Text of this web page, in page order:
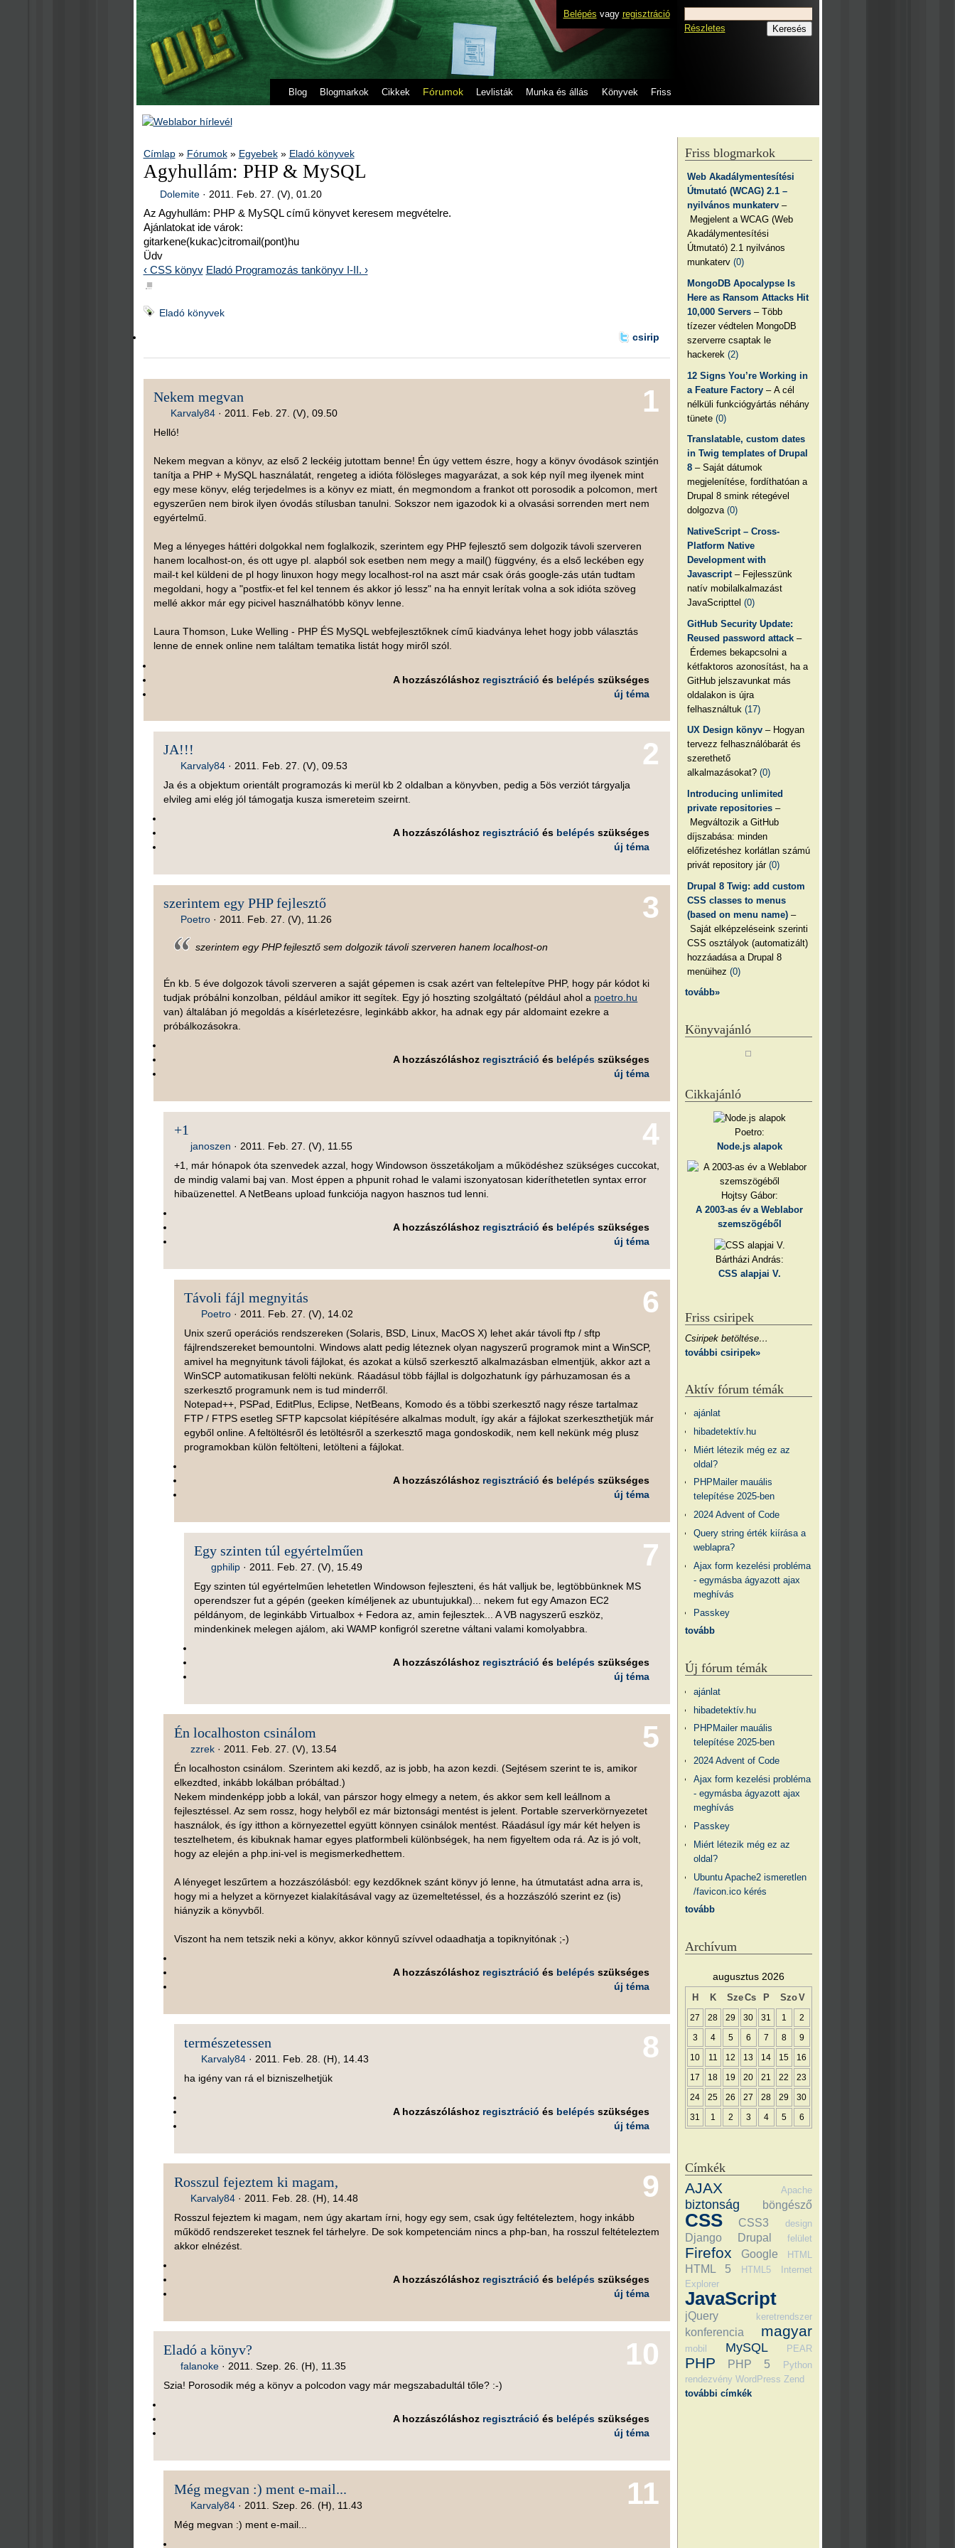
Belépés vagy regisztráció
Blog Blogmarkok Cikkek Fórumok Levlisták Munka és állás Könyvek Friss
Részletes
Címlap» Fórumok» Egyebek» Eladó könyvek
Agyhullám: PHP & MySQL
Dolemite · 2011. Feb. 27. (V), 01.20
Az Agyhullám: PHP & MySQL című könyvet keresem megvételre.
Ajánlatokat ide várok:
gitarkene(kukac)citromail(pont)hu
Üdv
‹ CSS könyv Eladó Programozás tankönyv I-II. ›
■
Eladó könyvek
csirip
1
Nekem megvan
Karvaly84· 2011. Feb. 27. (V), 09.50
Helló!
Nekem megvan a könyv, az első 2 leckéig jutottam benne! Én úgy vettem észre, hogy a könyv óvodások szintjén
tanítja a PHP + MySQL használatát, rengeteg a idióta fölösleges magyarázat, a sok kép nyíl meg ilyenek mint
egy mese könyv, elég terjedelmes is a könyv ez miatt, én megmondom a frankot ott porosodik a polcomon, mert
egyszerűen nem birok ilyen óvodás stílusban tanulni. Sokszor nem igazodok ki a olvasási sorrenden mert nem
egyértelmű.
Meg a lényeges háttéri dolgokkal nem foglalkozik, szerintem egy PHP fejlesztő sem dolgozik távoli szerveren
hanem localhost-on, és ott ugye pl. alapból sok esetben nem megy a mail() függvény, és a első leckében egy
mail-t kel küldeni de pl hogy linuxon hogy megy localhost-rol na aszt már csak órás google-zás után tudtam
megoldani, hogy a "postfix-et fel kel tennem és akkor jó lessz" na ha ennyit lerítak volna a sok idióta szöveg
mellé akkor már egy picivel használhatóbb könyv lenne.
Laura Thomson, Luke Welling - PHP ÉS MySQL webfejlesztőknek című kiadványa lehet hogy jobb választás
lenne de ennek online nem találtam tematika listát hogy miről szól.
A hozzászóláshoz regisztráció és belépésszükséges
új téma
2
JA!!!
Karvaly84 · 2011. Feb. 27. (V), 09.53
Ja és a objektum orientált programozás ki merül kb 2 oldalban a könyvben, pedig a 5ös verziót tárgyalja
elvileg ami elég jól támogatja kusza ismereteim szeirnt.
A hozzászóláshoz regisztráció és belépésszükséges
új téma
3
szerintem egy PHP fejlesztő
Poetro · 2011. Feb. 27. (V), 11.26
szerintem egy PHP fejlesztő sem dolgozik távoli szerveren hanem localhost-on
Én kb. 5 éve dolgozok távoli szerveren a saját gépemen is csak azért van feltelepítve PHP, hogy pár kódot ki
tudjak próbálni konzolban, például amikor itt segítek. Egy jó hoszting szolgáltató (például ahol a poetro.hu
van) általában jó megoldás a kísérletezésre, leginkább akkor, ha adnak egy pár aldomaint ezekre a
próbálkozásokra.
A hozzászóláshoz regisztráció és belépésszükséges
új téma
4
+1
janoszen · 2011. Feb. 27. (V), 11.55
+1, már hónapok óta szenvedek azzal, hogy Windowson összetákoljam a működéshez szükséges cuccokat,
de mindig valami baj van. Most éppen a phpunit rohad le valami iszonyatosan kideríthetetlen syntax error
hibaüzenettel. A NetBeans upload funkciója nagyon hasznos tud lenni.
A hozzászóláshoz regisztráció és belépésszükséges
új téma
6
Távoli fájl megnyitás
Poetro· 2011. Feb. 27. (V), 14.02
Unix szerű operációs rendszereken (Solaris, BSD, Linux, MacOS X) lehet akár távoli ftp / sftp
fájlrendszereket bemountolni. Windows alatt pedig léteznek olyan nagyszerű programok mint a WinSCP,
amivel ha megnyitunk távoli fájlokat, és azokat a külső szerkesztő alkalmazásban elmentjük, akkor azt a
WinSCP automatikusan felölti nekünk. Ráadásul több fájllal is dolgozhatunk így párhuzamosan és a
szerkesztő programunk nem is tud minderről.
Notepad++, PSPad, EditPlus, Eclipse, NetBeans, Komodo és a többi szerkesztő nagy része tartalmaz
FTP / FTPS esetleg SFTP kapcsolat kiépítésére alkalmas modult, így akár a fájlokat szerkeszthetjük már
egyből online. A feltöltésről és letöltésről a szerkesztő maga gondoskodik, nem kell nekünk még plusz
programokban külön feltölteni, letölteni a fájlokat.
A hozzászóláshoz regisztráció és belépésszükséges
új téma
7
Egy szinten túl egyértelműen
gphilip · 2011. Feb. 27. (V), 15.49
Egy szinten túl egyértelműen lehetetlen Windowson fejleszteni, és hát valljuk be, legtöbbünknek MS
operendszer fut a gépén (geeken kíméljenek az ubuntujukkal)... nekem fut egy Amazon EC2
példányom, de leginkább Virtualbox + Fedora az, amin fejlesztek... A VB nagyszerű eszköz,
mindenkinek melegen ajálom, aki WAMP konfigról szeretne váltani valami komolyabbra.
A hozzászóláshoz regisztráció és belépésszükséges
új téma
5
Én localhoston csinálom
zzrek · 2011. Feb. 27. (V), 13.54
Én localhoston csinálom. Szerintem aki kezdő, az is jobb, ha azon kezdi. (Sejtésem szerint te is, amikor
elkezdted, inkább lokálban próbáltad.)
Nekem mindenképp jobb a lokál, van párszor hogy elmegy a netem, és akkor sem kell leállnom a
fejlesztéssel. Az sem rossz, hogy helyből ez már biztonsági mentést is jelent. Portable szerverkörnyezetet
használok, és így itthon a környezettel együtt könnyen csinálok mentést. Ráadásul így már két helyen is
tesztelhetem, és kibuknak hamar egyes platformbeli különbségek, ha nem figyeltem oda rá. Az is jó volt,
hogy az elején a php.ini-vel is megismerkedhettem.
A lényeget leszűrtem a hozzászólásból: egy kezdőknek szánt könyv jó lenne, ha útmutatást adna arra is,
hogy mi a helyzet a környezet kialakításával vagy az üzemeltetéssel, és a hozzászóló szerint ez (is)
hiányzik a könyvből.
Viszont ha nem tetszik neki a könyv, akkor könnyű szívvel odaadhatja a topiknyitónak ;-)
A hozzászóláshoz regisztráció és belépésszükséges
új téma
8
természetessen
Karvaly84· 2011. Feb. 28. (H), 14.43
ha igény van rá el bizniszelhetjük
A hozzászóláshoz regisztráció és belépésszükséges
új téma
9
Rosszul fejeztem ki magam,
Karvaly84 · 2011. Feb. 28. (H), 14.48
Rosszul fejeztem ki magam, nem úgy akartam írni, hogy egy sem, csak úgy feltételeztem, hogy inkább
működő rendszereket tesznek fel tárhelyre. De sok kompetenciám nincs a php-ban, ha rosszul feltételeztem
akkor elnézést.
A hozzászóláshoz regisztráció és belépésszükséges
új téma
10
Eladó a könyv?
falanoke · 2011. Szep. 26. (H), 11.35
Szia! Porosodik még a könyv a polcodon vagy már megszabadultál tőle? :-)
A hozzászóláshoz regisztráció és belépésszükséges
új téma
11
Még megvan :) ment e-mail...
Karvaly84 · 2011. Szep. 26. (H), 11.43
Még megvan :) ment e-mail...
Friss blogmarkok
Web Akadálymentesítési
Útmutató (WCAG) 2.1 –
nyilvános munkaterv –
Megjelent a WCAG (Web
Akadálymentesítési
Útmutató) 2.1 nyilvános
munkaterv(0)
MongoDB Apocalypse Is
Here as Ransom Attacks Hit
10,000 Servers – Több
tízezer védtelen MongoDB
szerverre csaptak le
hackerek(2)
12 Signs You’re Working in
a Feature Factory – A cél
nélküli funkciógyártás néhány
tünete(0)
Translatable, custom dates
in Twig templates of Drupal
8 – Saját dátumok
megjelenítése, fordíthatóan a
Drupal 8 smink rétegével
dolgozva(0)
NativeScript – Cross-
Platform Native
Development with
Javascript – Fejlesszünk
natív mobilalkalmazást
JavaScripttel(0)
GitHub Security Update:
Reused password attack –
Érdemes bekapcsolni a
kétfaktoros azonosítást, ha a
GitHub jelszavunkat más
oldalakon is újra
felhasználtuk(17)
UX Design könyv – Hogyan
tervezz felhasználóbarát és
szerethető
alkalmazásokat?(0)
Introducing unlimited
private repositories –
Megváltozik a GitHub
díjszabása: minden
előfizetéshez korlátlan számú
privát repository jár(0)
Drupal 8 Twig: add custom
CSS classes to menus
(based on menu name) –
Saját elképzeléseink szerinti
CSS osztályok (automatizált)
hozzáadása a Drupal 8
menüihez(0)
tovább»
Könyvajánló
Cikkajánló
Poetro:
Node.js alapok
Hojtsy Gábor:
A 2003-as év a Weblabor
szemszögéből
Bártházi András:
CSS alapjai V.
Friss csiripek
Csiripek betöltése…
további csiripek»
Aktív fórum témák
ajánlat
hibadetektív.hu
Miért létezik még ez az
oldal?
PHPMailer mauális
telepítése 2025-ben
2024 Advent of Code
Query string érték kiírása a
weblapra?
Ajax form kezelési probléma
- egymásba ágyazott ajax
meghívás
Passkey
tovább
Új fórum témák
ajánlat
hibadetektív.hu
PHPMailer mauális
telepítése 2025-ben
2024 Advent of Code
Ajax form kezelési probléma
- egymásba ágyazott ajax
meghívás
Passkey
Miért létezik még ez az
oldal?
Ubuntu Apache2 ismeretlen
/favicon.ico kérés
tovább
Archívum
augusztus 2026
H K SzeCs P SzoV
27 28 29 30 31 1 2
3 4 5 6 7 8 9
10 11 12 13 14 15 16
17 18 19 20 21 22 23
24 25 26 27 28 29 30
31 1 2 3 4 5 6
Címkék
AJAX Apache
biztonság böngésző
CSS CSS3 design
Django Drupal felület
Firefox Google HTML
HTML 5 HTML5
Internet
Explorer
JavaScript
jQuery keretrendszer
konferencia magyar
mobil MySQL PEAR
PHP PHP 5
Python
rendezvény WordPress Zend
további címkék